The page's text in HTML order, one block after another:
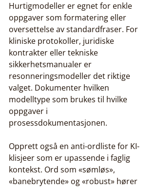
Hurtigmodeller er egnet for enkle
oppgaver som formatering eller
oversettelse av standardfraser. For
kliniske protokoller, juridiske
kontrakter eller tekniske
sikkerhetsmanualer er
resonneringsmodeller det riktige
valget. Dokumenter hvilken
modelltype som brukes til hvilke
oppgaver i
prosessdokumentasjonen.
Opprett også en anti-ordliste for KI-
klisjeer som er upassende i faglig
kontekst. Ord som «sømløs»,
«banebrytende» og «robust» hører